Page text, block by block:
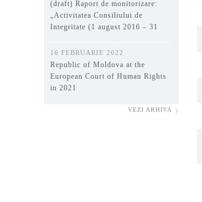
(draft) Raport de monitorizare:
„Activitatea Consiliului de
Integritate (1 august 2016 – 31
16 FEBRUARIE 2022
Republic of Moldova at the
European Court of Human Rights
in 2021
VEZI ARHIVA